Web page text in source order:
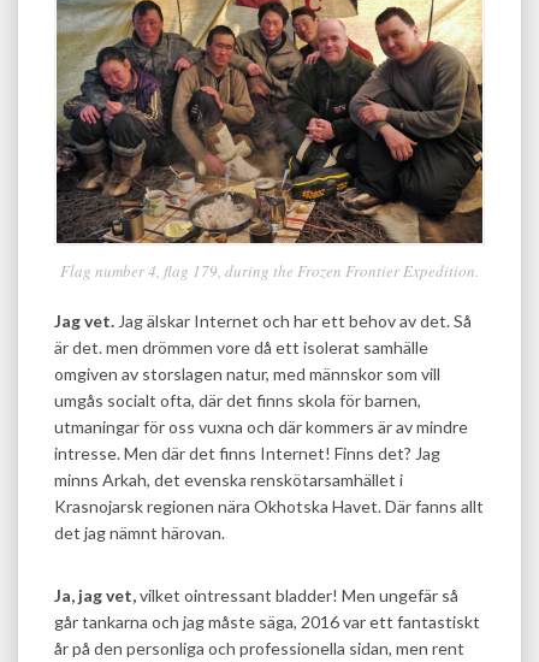
Flag number 4, flag 179, during the Frozen Frontier Expedition.
Jag vet. Jag älskar Internet och har ett behov av det. Så
är det. men drömmen vore då ett isolerat samhälle
omgiven av storslagen natur, med männskor som vill
umgås socialt ofta, där det finns skola för barnen,
utmaningar för oss vuxna och där kommers är av mindre
intresse. Men där det finns Internet! Finns det? Jag
minns Arkah, det evenska renskötarsamhället i
Krasnojarsk regionen nära Okhotska Havet. Där fanns allt
det jag nämnt härovan.
Ja, jag vet,vilket ointressant bladder! Men ungefär så
går tankarna och jag måste säga, 2016 var ett fantastiskt
år på den personliga och professionella sidan, men rent